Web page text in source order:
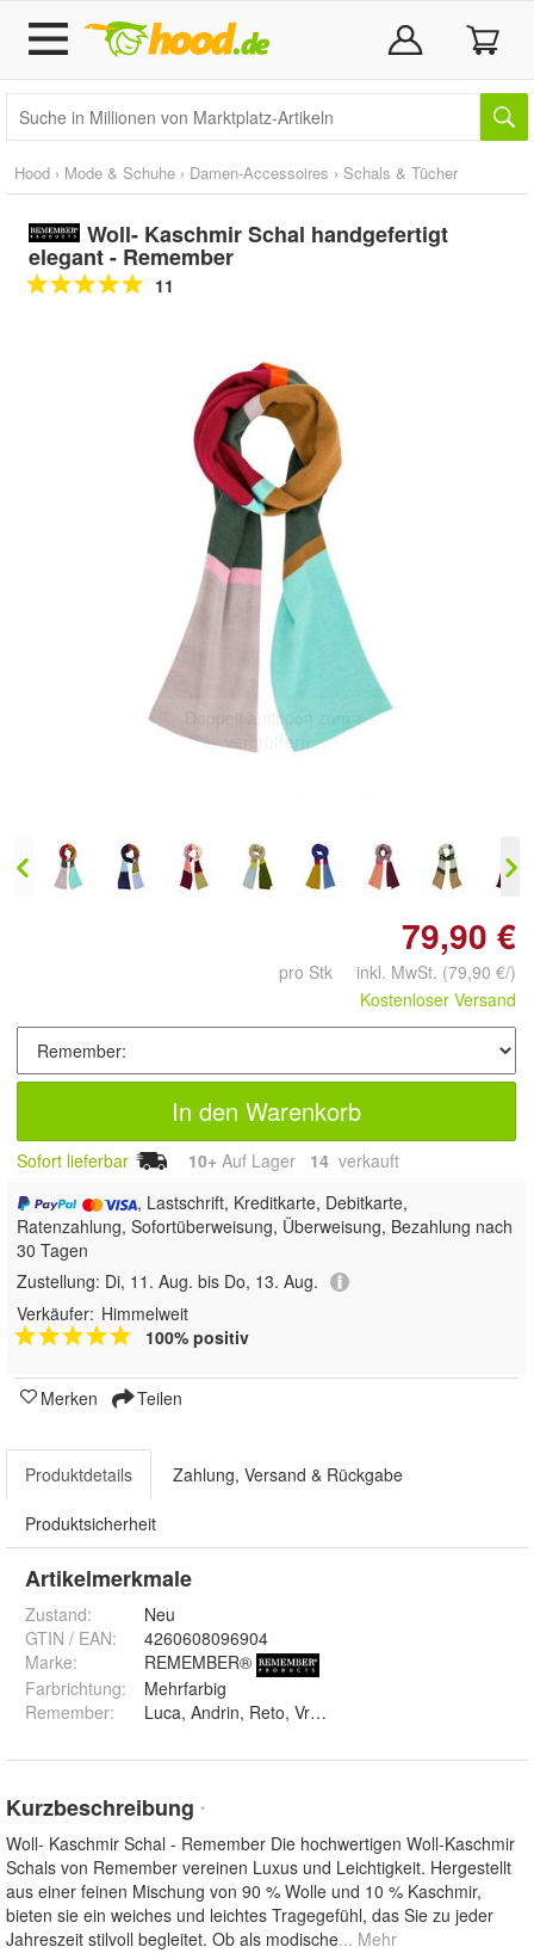
Hood › Mode & Schuhe › Damen-Accessoires › Schals & Tücher
Woll- Kaschmir Schal handgefertigt
elegant - Remember
11
Doppelt antippen zum
vergrößern
79,90 €
pro Stk inkl. MwSt. (79,90 €/)
Kostenloser Versand
In den Warenkorb
Sofort lieferbar 10+ Auf Lager 14 verkauft
, Lastschrift, Kreditkarte, Debitkarte,
Ratenzahlung, Sofortüberweisung, Überweisung, Bezahlung nach
30 Tagen
Zustellung: Di, 11. Aug. bis Do, 13. Aug.
Verkäufer: Himmelweit
100% positiv
Merken Teilen
Produktdetails Zahlung, Versand & Rückgabe
Produktsicherheit
Artikelmerkmale
Zustand:
Neu
GTIN / EAN:
4260608096904
Marke:
REMEMBER®
Farbrichtung:
Mehrfarbig
Remember:
Kurzbeschreibung *
Woll- Kaschmir Schal - Remember Die hochwertigen Woll-Kaschmir
Schals von Remember vereinen Luxus und Leichtigkeit. Hergestellt
aus einer feinen Mischung von 90 % Wolle und 10 % Kaschmir,
bieten sie ein weiches und leichtes Tragegefühl, das Sie zu jeder
Jahreszeit stilvoll begleitet. Ob als modische... Mehr